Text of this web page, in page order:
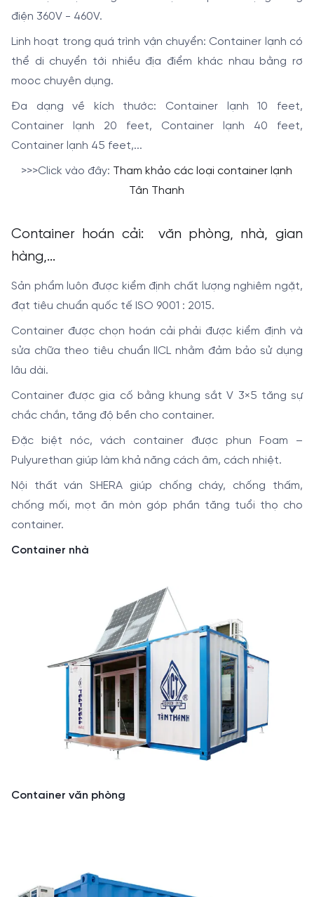
điện 360V - 460V.
Linh hoạt trong quá trình vận chuyển: Container lạnh có
thể di chuyển tới nhiều địa điểm khác nhau bằng rơ
mooc chuyên dụng.
Đa dạng về kích thước: Container lạnh 10 feet,
Container lạnh 20 feet, Container lạnh 40 feet,
Container lạnh 45 feet,...
>>>Click vào đây: Tham khảo các loại container lạnh
Tân Thanh
Container hoán cải: văn phòng, nhà, gian
hàng,...
Sản phẩm luôn được kiểm định chất lượng nghiêm ngặt,
đạt tiêu chuẩn quốc tế ISO 9001 : 2015.
Container được chọn hoán cải phải được kiểm định và
sửa chữa theo tiêu chuẩn IICL nhằm đảm bảo sử dụng
lâu dài.
Container được gia cố bằng khung sắt V 3×5 tăng sự
chắc chắn, tăng độ bền cho container.
Đặc biệt nóc, vách container được phun Foam –
Pulyurethan giúp làm khả năng cách âm, cách nhiệt.
Nội thất ván SHERA giúp chống cháy, chống thấm,
chống mối, mọt ăn mòn góp phần tăng tuổi thọ cho
container.
Container nhà
Container văn phòng